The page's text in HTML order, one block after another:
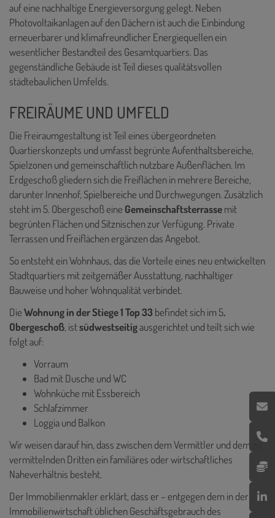
auf eine nachhaltige Energieversorgung gelegt. Neben
Photovoltaikanlagen auf den Dächern ist auch die Einbindung
erneuerbarer und klimafreundlicher Energiequellen ein
wesentlicher Bestandteil des Gesamtquartiers. Das
gegenständliche Gebäude ist Teil dieses qualitätsvollen
städtebaulichen Umfelds.
FREIRÄUME UND UMFELD
Die Freiraumgestaltung ist Teil eines übergeordneten
Quartierskonzepts und umfasst begrünte Aufenthaltsbereiche,
Spielzonen und gemeinschaftlich nutzbare Außenflächen. Im
Erdgeschoß gliedern sich die Freiflächen in mehrere Bereiche,
darunter Innenhof, Spielbereiche und Durchwegungen. Zusätzlich
steht im 5. Obergeschoß eine Gemeinschaftsterrassemit
begrünten Flächen und Sitznischen zur Verfügung. Private
Terrassen und Freiflächen ergänzen das Angebot.
So entsteht ein Wohnhaus, das die Vorteile eines neu entwickelten
Stadtquartiers mit zeitgemäßer Ausstattung, nachhaltiger
Bauweise und hoher Wohnqualität verbindet.
DieWohnung in der Stiege 1 Top 33befindet sich im 5.
Obergeschoß, istsüdwestseitigausgerichtet und teilt sich wie
folgt auf:
Vorraum
Bad mit Dusche und WC
Wohnküche mit Essbereich
Schlafzimmer
Loggia und Balkon
Wir weisen darauf hin, dass zwischen dem Vermittler und dem zu
vermittelnden Dritten ein familiäres oder wirtschaftliches
Naheverhältnis besteht.
Der Immobilienmakler erklärt, dass er – entgegen dem in der
Immobilienwirtschaft üblichen Geschäftsgebrauch des